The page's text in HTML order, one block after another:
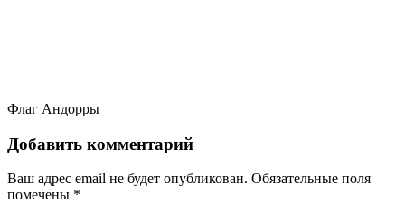
Флаг Андорры
Добавить комментарий
Ваш адрес email не будет опубликован. Обязательные поля
помечены *